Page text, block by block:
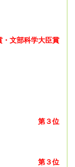
・文部科学大臣賞
第３位
第３位